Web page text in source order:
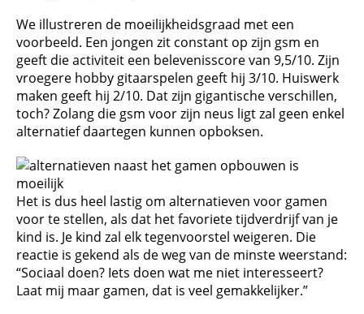
We illustreren de moeilijkheidsgraad met een
voorbeeld. Een jongen zit constant op zijn gsm en
geeft die activiteit een belevenisscore van 9,5/10. Zijn
vroegere hobby gitaarspelen geeft hij 3/10. Huiswerk
maken geeft hij 2/10. Dat zijn gigantische verschillen,
toch? Zolang die gsm voor zijn neus ligt zal geen enkel
alternatief daartegen kunnen opboksen.
Het is dus heel lastig om alternatieven voor gamen
voor te stellen, als dat het favoriete tijdverdrijf van je
kind is. Je kind zal elk tegenvoorstel weigeren. Die
reactie is gekend als de weg van de minste weerstand:
“Sociaal doen? Iets doen wat me niet interesseert?
Laat mij maar gamen, dat is veel gemakkelijker.”